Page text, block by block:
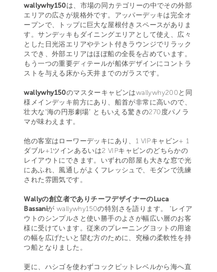
wallywhy150は、市場の同カテゴリーの中でその外部
エリアの広さが規格外です。アッパーデッキは完全オ
ープンで、トップに巨大な屋根付きスペースがありま
す。サンデッキもダイニングエリアとして使え、広々
とした日光浴エリアやテント付きラウンジでリラック
スでき、外部エリアはほぼ船の全長を占めています。
もう一つの重要ディテールが船体デザインにコントラ
ストを与える床から天井までのガラスです。
wallywhy150のマスターキャビンはwallywhy200と同
様メインデッキ前方にあり、船首が非常に高いので、
壮大な“海の円形劇場” ともいえる驚きの270度パノラ
マが味わえます。
他の客室はローワーデッキにあり、1 VIPキャビン+ 1
ダブル+1ツインあるいは2 VIPキャビンのどちらかの
レイアウトにできます。いずれの部屋も大きな窓で光
にあふれ、風通しがよくフレッシュで、モダンで洗練
された雰囲気です。
Wallyの創立者でありチーフデザイナーのLuca
Bassaniが wallywhy150の特別さを語ります。 “レイア
ウトのシンプルさと使い勝手のよさが幅広い層のお客
様に受けています。従来のプレーニングヨットの用途
の幅を広げたいと望む方のために、究極の柔軟性を持
つ船となりました。
更に、ハシゴを使わずコックピットレベルから海へ直